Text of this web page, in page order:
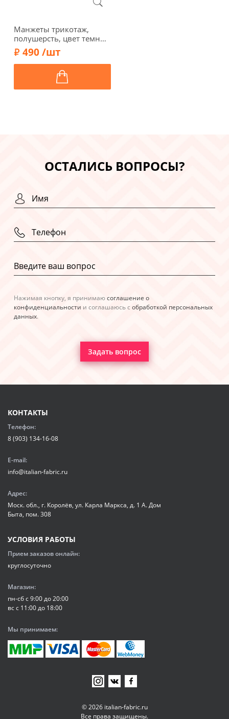
Манжеты трикотаж,
полушерсть, цвет темно-
серый, 124-011
490 /шт
ОСТАЛИСЬ ВОПРОСЫ?
Нажимая кнопку, я принимаюсоглашение о
конфиденциальности и соглашаюсь с обработкой персональных
данных.
Задать вопрос
© 2026 italian-fabric.ru
Все права защищены.
КОНТАКТЫ
Телефон:
8 (903) 134-16-08
E-mail:
info@italian-fabric.ru
Адрес:
Моск. обл., г. Королёв, ул. Карла Маркса, д. 1 А. Дом
Быта, пом. 308
УСЛОВИЯ РАБОТЫ
Прием заказов онлайн:
круглосуточно
Магазин:
пн-сб с 9:00 до 20:00
вс с 11:00 до 18:00
Мы принимаем: